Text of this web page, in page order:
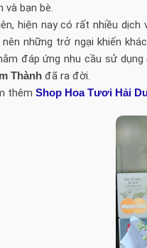
và bạn bè.
hiện nay có rất nhiều
những trở ngại khiến
đáp ứng nhu cầu sử
Thành đã ra đời.
thêm Shop Hoa Tươi Hải